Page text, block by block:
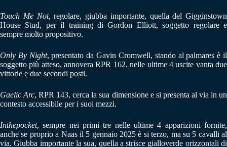
Touch Me Not, regolare, giubba importante, quella del Gigginstown
House Stud, per il training di Gordon Elliott, soggetto regolare e
sempre molto propositivo.
Only By Night, presentato da Gavin Cromwell, stando al palmares è il
soggetto più atteso, annovera RPR 162, nelle ultime 4 uscite vanta due
vittorie e due secondi posti.
Gaelic Arc, RPR 143, cerca la sua dimensione e si presenta al via in un
contesto accessibile per i suoi mezzi.
Inthepocket, sempre nei primi tre nelle ultime 4 apparizioni fornite,
anche se proprio a Naas il 5 gennaio 2025 è si terzo, ma su 5 cavalli al
via. Giubba importante la sua, quella a strisce gialloverde orizzontali di